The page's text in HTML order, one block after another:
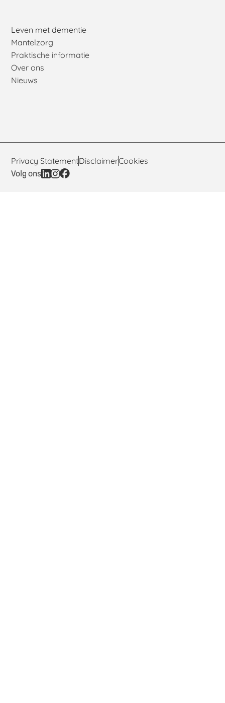
Leven met dementie
Mantelzorg
Praktische informatie
Over ons
Nieuws
Privacy StatementDisclaimerCookies
Volg ons